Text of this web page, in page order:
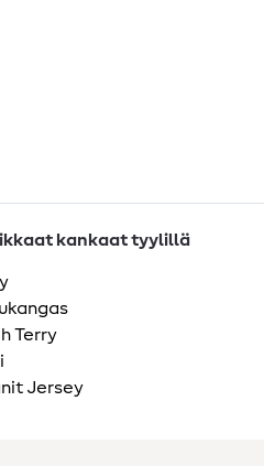
kankaat tyylillä
Terry
Jersey